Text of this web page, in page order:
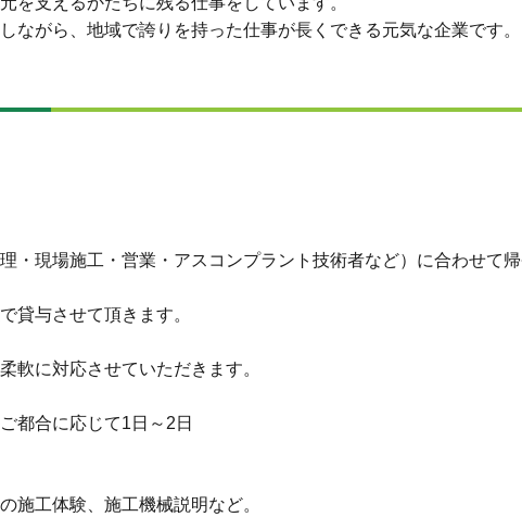
ながら、地域で誇りを持った仕事が長くできる元気な企業です。
・現場施工・営業・アスコンプラント技術者など）に合わせて
貸与させて頂きます。
軟に対応させていただきます。
都合に応じて1日～2日
施工体験、施工機械説明など。